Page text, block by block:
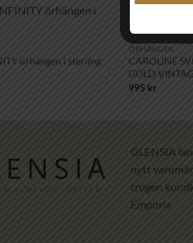
örhängen i sterling
ÖRHÄNGEN
CAROLINE
GOLD
995 kr
GLENSIA
nytt
trogen
Emporia